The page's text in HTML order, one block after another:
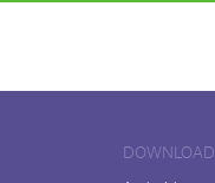
DOWNLOAD